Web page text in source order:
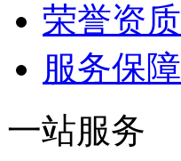
荣誉资质
服务保障
一站服务